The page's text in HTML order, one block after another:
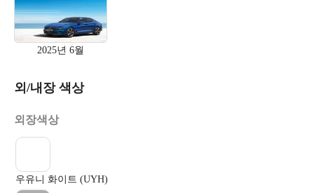
2025년 6월
외/내장 색상
외장색상
우유니 화이트 (UYH)